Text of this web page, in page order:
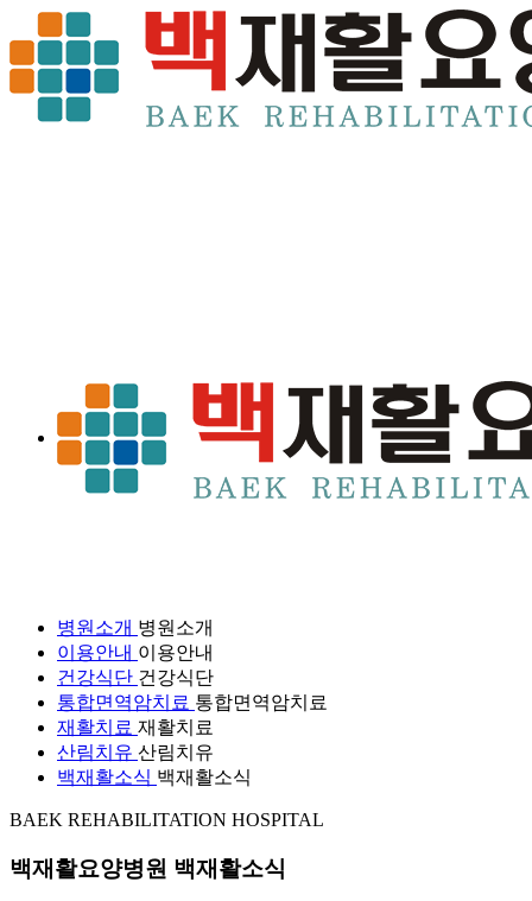
병원소개 병원소개
이용안내 이용안내
건강식단 건강식단
통합면역암치료 통합면역암치료
재활치료 재활치료
산림치유 산림치유
백재활소식 백재활소식
BAEK REHABILITATION HOSPITAL
백재활요양병원 백재활소식